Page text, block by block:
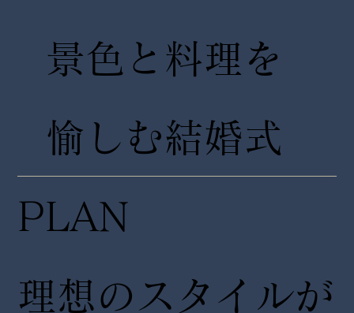
景色と料理を
愉しむ結婚式
PLAN
理想のスタイルが